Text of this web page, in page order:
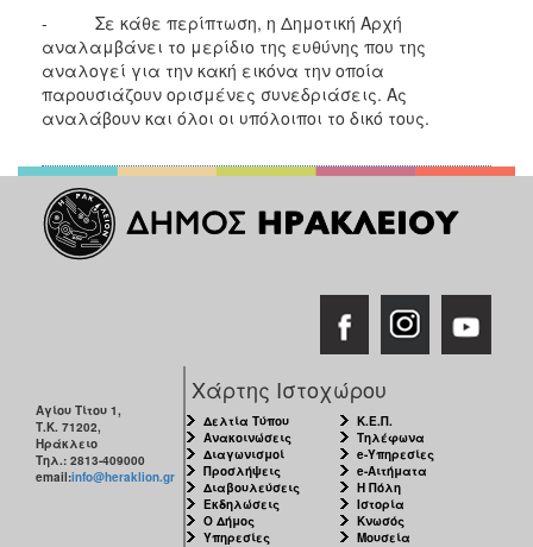
- Σε κάθε περίπτωση, η Δημοτική Αρχή
αναλαμβάνει το μερίδιο της ευθύνης που της
αναλογεί για την κακή εικόνα την οποία
παρουσιάζουν ορισμένες συνεδριάσεις. Ας
αναλάβουν και όλοι οι υπόλοιποι το δικό τους.
Αγίου Τίτου 1,
Τ.Κ. 71202,
Ηράκλειο
Τηλ.: 2813-409000
email:info@heraklion.gr
Χάρτης Ιστοχώρου
Δελτία Τύπου
Ανακοινώσεις
Διαγωνισμοί
Προσλήψεις
Διαβουλεύσεις
Εκδηλώσεις
Ο Δήμος
Υπηρεσίες
Κ.Ε.Π.
Τηλέφωνα
e-Υπηρεσίες
e-Αιτήματα
Η Πόλη
Ιστορία
Κνωσός
Μουσεία